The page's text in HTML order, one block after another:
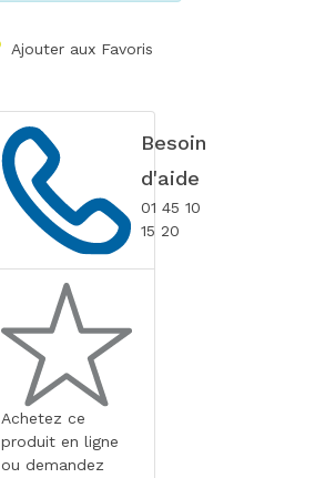
Ajouter aux Favoris
Besoin
d'aide
01 45 10
15 20
Achetez ce
produit en ligne
ou demandez